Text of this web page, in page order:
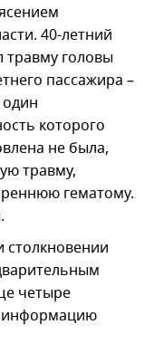
40-летний
травму головы
пассажира –
которого
не была,
травму,
гематому.
четыре
информацию